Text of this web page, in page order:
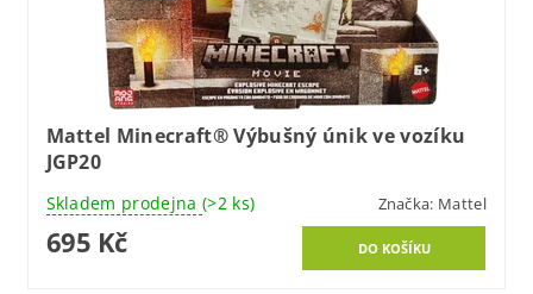
Mattel Minecraft® Výbušný únik ve vozíku
JGP20
Skladem prodejna (>2 ks) Značka: Mattel
695 Kč